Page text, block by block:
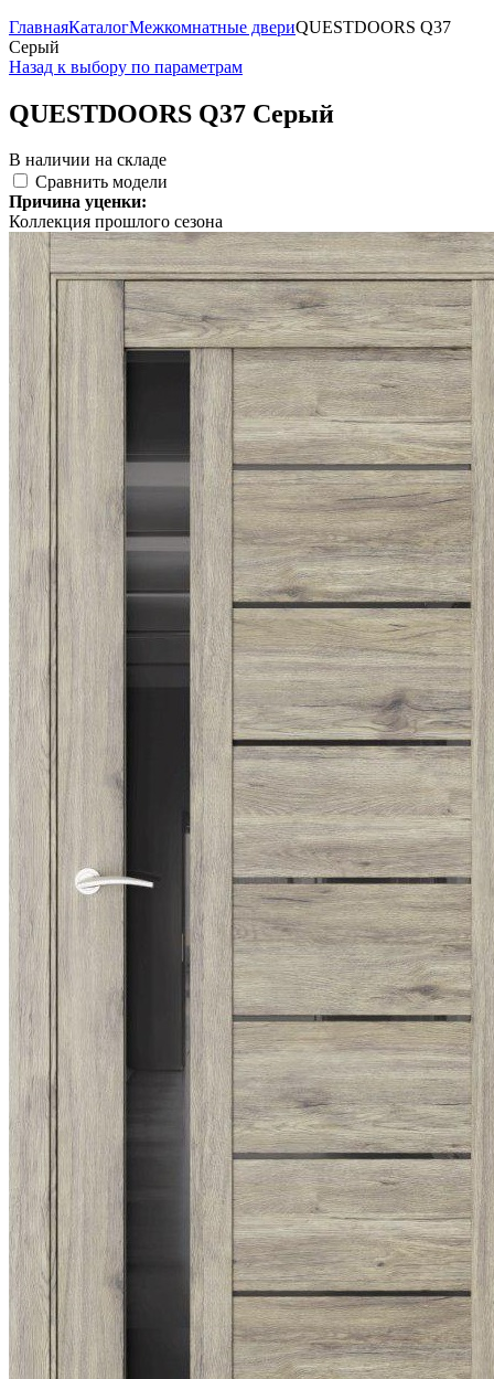
ГлавнаяКаталогМежкомнатные двериQUESTDOORS Q37
Серый
Назад к выбору по параметрам
QUESTDOORS Q37 Серый
В наличии на складе
Сравнить модели
Причина уценки:
Коллекция прошлого сезона